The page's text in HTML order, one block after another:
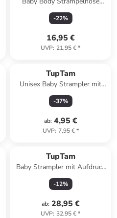
Mütze Bekleidungsset in
karamel
-22%
16,95 €
UVP: 21,95 €*
TupTam
Unisex Baby Strampler mit
Spruch in blau
-37%
ab: 4,95 €
UVP: 7,95 €*
TupTam
Baby Strampler mit Aufdruck
Spruch 5er Pack in blau/beige
-12%
ab: 28,95 €
UVP: 32,95 €*